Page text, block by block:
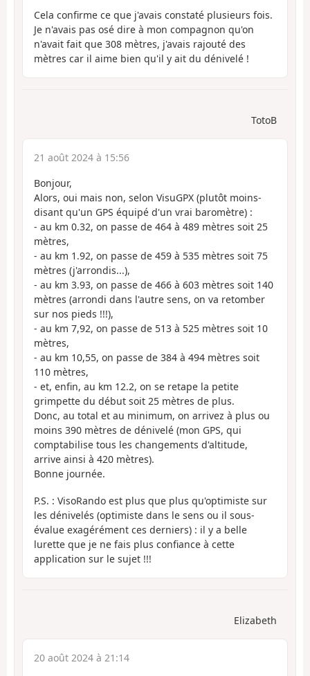
Cela confirme ce que j'avais constaté plusieurs fois.
Je n'avais pas osé dire à mon compagnon qu'on
n'avait fait que 308 mètres, j'avais rajouté des
mètres car il aime bien qu'il y ait du dénivelé !
TotoB
21 août 2024 à 15:56
Bonjour,
Alors, oui mais non, selon VisuGPX (plutôt moins-
disant qu'un GPS équipé d'un vrai baromètre) :
- au km 0.32, on passe de 464 à 489 mètres soit 25
mètres,
- au km 1.92, on passe de 459 à 535 mètres soit 75
mètres (j'arrondis...),
- au km 3.93, on passe de 466 à 603 mètres soit 140
mètres (arrondi dans l'autre sens, on va retomber
sur nos pieds !!!),
- au km 7,92, on passe de 513 à 525 mètres soit 10
mètres,
- au km 10,55, on passe de 384 à 494 mètres soit
110 mètres,
- et, enfin, au km 12.2, on se retape la petite
grimpette du début soit 25 mètres de plus.
Donc, au total et au minimum, on arrivez à plus ou
moins 390 mètres de dénivelé (mon GPS, qui
comptabilise tous les changements d'altitude,
arrive ainsi à 420 mètres).
Bonne journée.
P.S. : VisoRando est plus que plus qu'optimiste sur
les dénivelés (optimiste dans le sens ou il sous-
évalue exagérément ces derniers) : il y a belle
lurette que je ne fais plus confiance à cette
application sur le sujet !!!
Elizabeth
20 août 2024 à 21:14